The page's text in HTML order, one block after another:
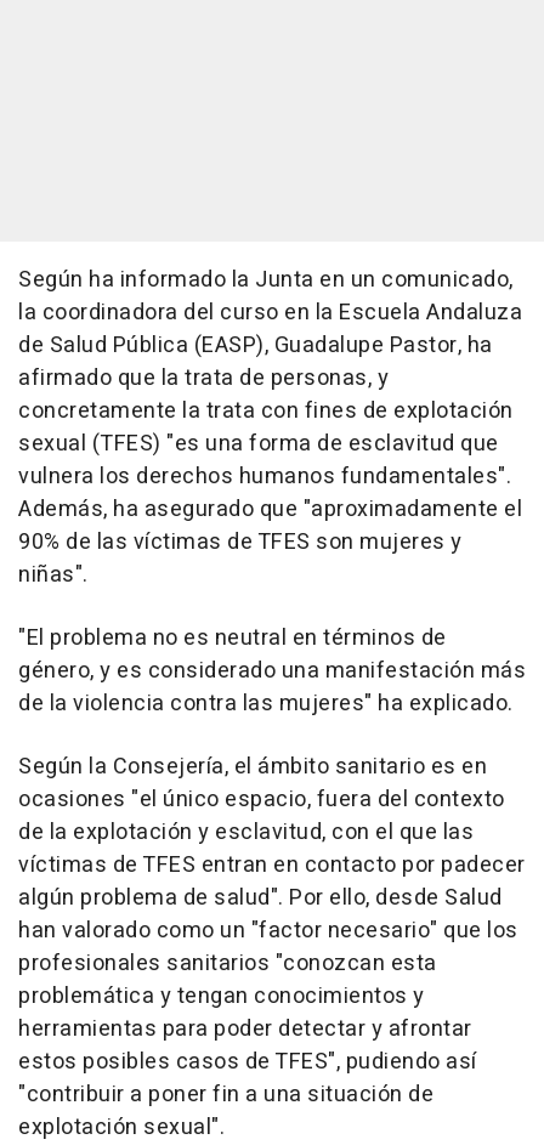
Según ha informado la Junta en un comunicado,
la coordinadora del curso en la Escuela Andaluza
de Salud Pública (EASP), Guadalupe Pastor, ha
afirmado que la trata de personas, y
concretamente la trata con fines de explotación
sexual (TFES) "es una forma de esclavitud que
vulnera los derechos humanos fundamentales".
Además, ha asegurado que "aproximadamente el
90% de las víctimas de TFES son mujeres y
niñas".
"El problema no es neutral en términos de
género, y es considerado una manifestación más
de la violencia contra las mujeres" ha explicado.
Según la Consejería, el ámbito sanitario es en
ocasiones "el único espacio, fuera del contexto
de la explotación y esclavitud, con el que las
víctimas de TFES entran en contacto por padecer
algún problema de salud". Por ello, desde Salud
han valorado como un "factor necesario" que los
profesionales sanitarios "conozcan esta
problemática y tengan conocimientos y
herramientas para poder detectar y afrontar
estos posibles casos de TFES", pudiendo así
"contribuir a poner fin a una situación de
explotación sexual".